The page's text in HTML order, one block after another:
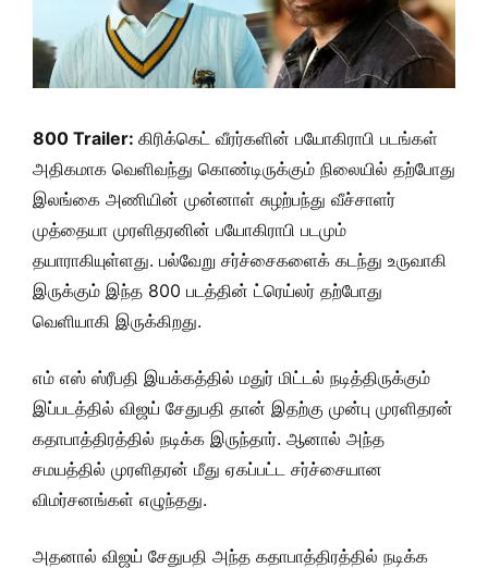
800 Trailer: கிரிக்கெட் வீரர்களின் பயோகிராபி படங்கள்
அதிகமாக வெளிவந்து கொண்டிருக்கும் நிலையில் தற்போது
இலங்கை அணியின் முன்னாள் சுழற்பந்து வீச்சாளர்
முத்தையா முரளிதரனின் பயோகிராபி படமும்
தயாராகியுள்ளது. பல்வேறு சர்ச்சைகளைக் கடந்து உருவாகி
இருக்கும் இந்த 800 படத்தின் ட்ரெய்லர் தற்போது
வெளியாகி இருக்கிறது.
எம் எஸ் ஸ்ரீபதி இயக்கத்தில் மதுர் மிட்டல் நடித்திருக்கும்
இப்படத்தில் விஜய் சேதுபதி தான் இதற்கு முன்பு முரளிதரன்
கதாபாத்திரத்தில் நடிக்க இருந்தார். ஆனால் அந்த
சமயத்தில் முரளிதரன் மீது ஏகப்பட்ட சர்ச்சையான
விமர்சனங்கள் எழுந்தது.
அதனால் விஜய் சேதுபதி அந்த கதாபாத்திரத்தில் நடிக்க